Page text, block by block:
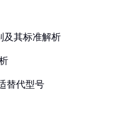
及其标准解析
替代型号